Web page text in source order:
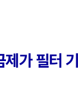
가 필터